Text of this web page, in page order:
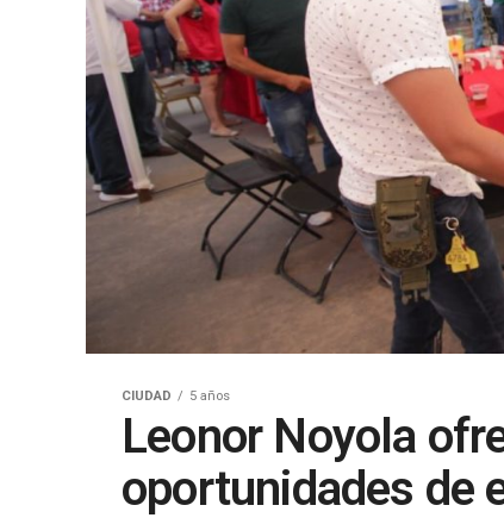
CIUDAD 5 años
Leonor Noyola
oportunidades de